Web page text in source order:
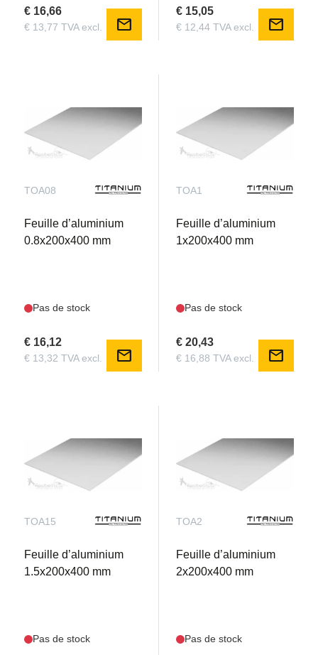
€ 16,66
€ 13,77 TVA excl. mail
€ 15,05
€ 12,44 TVA excl. mail
TOA08
Feuille d’aluminium
0.8x200x400 mm
Pas de stock
€ 16,12
€ 13,32 TVA excl. mail
TOA1
Feuille d’aluminium
1x200x400 mm
Pas de stock
€ 20,43
€ 16,88 TVA excl. mail
TOA15
Feuille d’aluminium
1.5x200x400 mm
Pas de stock
TOA2
Feuille d’aluminium
2x200x400 mm
Pas de stock